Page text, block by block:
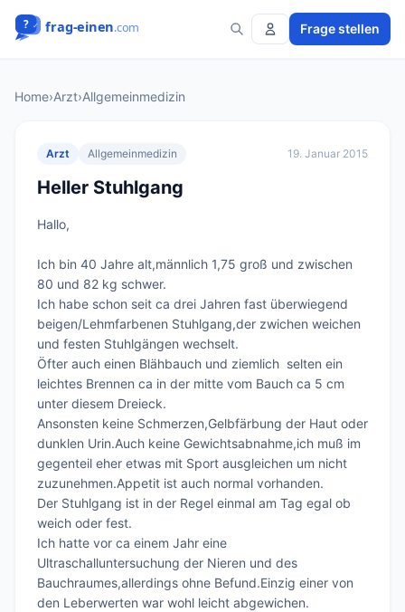
Frage stellen
Home›Arzt›Allgemeinmedizin
Arzt Allgemeinmedizin 19. Januar 2015
Heller Stuhlgang
Hallo,
Ich bin 40 Jahre alt,männlich 1,75 groß und zwischen
80 und 82 kg schwer.
Ich habe schon seit ca drei Jahren fast überwiegend
beigen/Lehmfarbenen Stuhlgang,der zwichen weichen
und festen Stuhlgängen wechselt.
Öfter auch einen Blähbauch und ziemlich  selten ein
leichtes Brennen ca in der mitte vom Bauch ca 5 cm
unter diesem Dreieck.
Ansonsten keine Schmerzen,Gelbfärbung der Haut oder
dunklen Urin.Auch keine Gewichtsabnahme,ich muß im
gegenteil eher etwas mit Sport ausgleichen um nicht
zuzunehmen.Appetit ist auch normal vorhanden.
Der Stuhlgang ist in der Regel einmal am Tag egal ob
weich oder fest.
Ich hatte vor ca einem Jahr eine
Ultraschalluntersuchung der Nieren und des
Bauchraumes,allerdings ohne Befund.Einzig einer von
den Leberwerten war wohl leicht abgewichen.